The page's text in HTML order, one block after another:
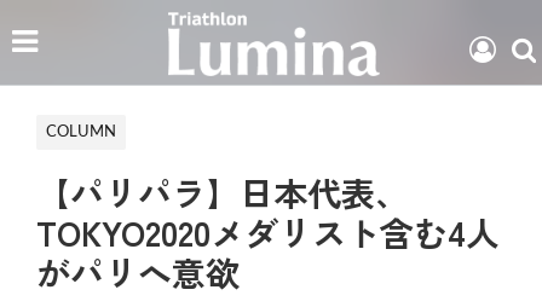
COLUMN
【パリパラ】日本代表、
TOKYO2020メダリスト含む4人
がパリへ意欲